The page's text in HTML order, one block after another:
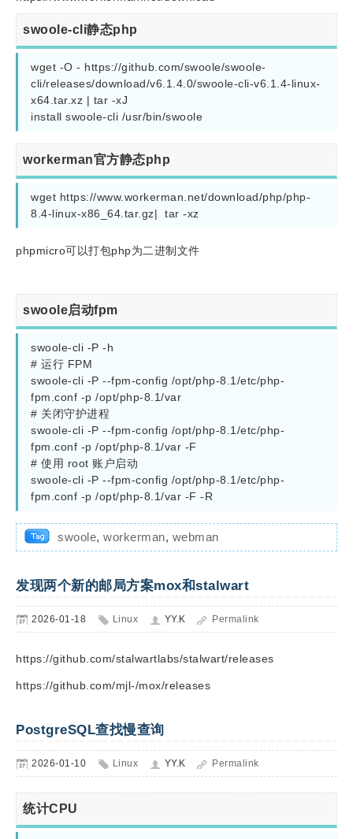
swoole-cli静态php
wget -O - https://github.com/swoole/swoole-
cli/releases/download/v6.1.4.0/swoole-cli-v6.1.4-linux-
x64.tar.xz | tar -xJ
install swoole-cli /usr/bin/swoole
workerman官方静态php
wget https://www.workerman.net/download/php/php-
8.4-linux-x86_64.tar.gz|  tar -xz
phpmicro可以打包php为二进制文件
swoole启动fpm
swoole-cli -P -h
# 运行 FPM
swoole-cli -P --fpm-config /opt/php-8.1/etc/php-
fpm.conf -p /opt/php-8.1/var
# 关闭守护进程
swoole-cli -P --fpm-config /opt/php-8.1/etc/php-
fpm.conf -p /opt/php-8.1/var -F
# 使用 root 账户启动
swoole-cli -P --fpm-config /opt/php-8.1/etc/php-
fpm.conf -p /opt/php-8.1/var -F -R
swoole, workerman, webman
发现两个新的邮局方案mox和stalwart
2026-01-18 Linux YY.K Permalink
https://github.com/stalwartlabs/stalwart/releases
https://github.com/mjl-/mox/releases
PostgreSQL查找慢查询
2026-01-10 Linux YY.K Permalink
统计CPU